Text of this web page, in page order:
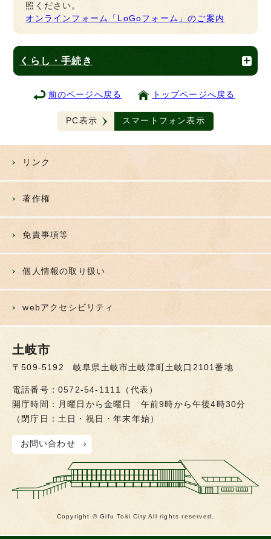
照ください。
オンラインフォーム「LoGoフォーム」のご案内
くらし・手続き
前のページへ戻る トップページへ戻る
PC表示 スマートフォン表示
リンク
著作権
免責事項等
個人情報の取り扱い
webアクセシビリティ
土岐市
〒509-5192 岐阜県土岐市土岐津町土岐口2101番地
電話番号：0572-54-1111（代表）
開庁時間：月曜日から金曜日 午前9時から午後4時30分
（閉庁日：土日・祝日・年末年始）
お問い合わせ
Copyright © Gifu Toki City All rights reserved.